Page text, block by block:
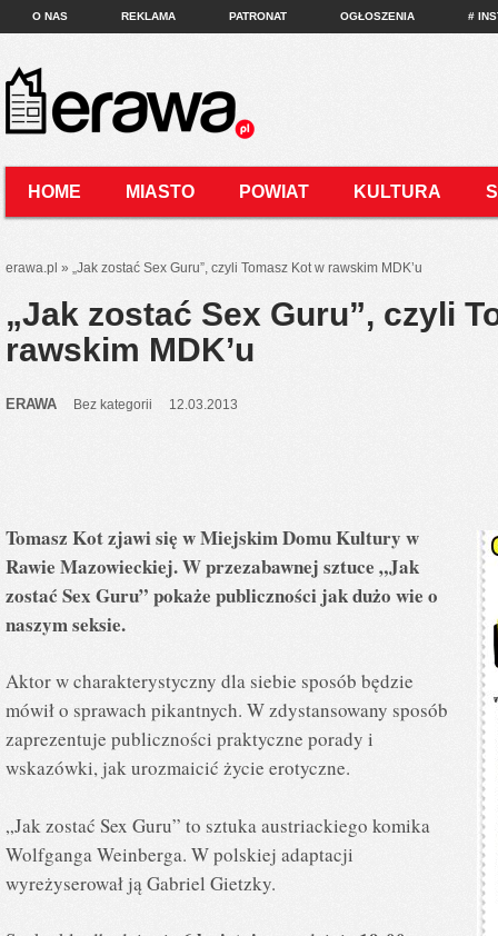
O NAS REKLAMA PATRONAT OGŁOSZENIA #
HOME MIASTO POWIAT KULTURA
erawa.pl » „Jak zostać Sex Guru”, czyli Tomasz Kot w rawskim MDK’u
„Jak zostać Sex Guru”, czyli
rawskim MDK’u
ERAWA Bez kategorii 12.03.2013
Tomasz Kot zjawi się w Miejskim Domu Kultury w
Rawie Mazowieckiej. W przezabawnej sztuce „Jak
zostać Sex Guru” pokaże publiczności jak dużo wie o
naszym seksie.
Aktor w charakterystyczny dla siebie sposób będzie
mówił o sprawach pikantnych. W zdystansowany sposób
zaprezentuje publiczności praktyczne porady i
wskazówki, jak urozmaicić życie erotyczne.
„Jak zostać Sex Guru” to sztuka austriackiego komika
Wolfganga Weinberga. W polskiej adaptacji
wyreżyserował ją Gabriel Gietzky.